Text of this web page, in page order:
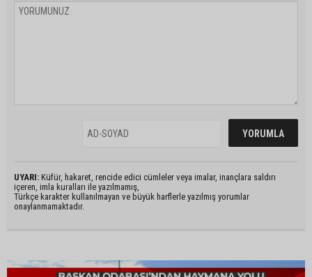
UYARI: Küfür, hakaret, rencide edici cümleler veya imalar, inançlara saldırı
içeren, imla kuralları ile yazılmamış,
Türkçe karakter kullanılmayan ve büyük harflerle yazılmış yorumlar
onaylanmamaktadır.